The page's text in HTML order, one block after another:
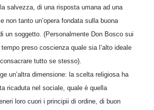
salvezza, di una risposta umana ad una
non tanto un’opera fondata sulla buona
un soggetto. (Personalmente Don Bosco sui
preso coscienza quale sia l’alto ideale
tutto se stesso).
un’altra dimensione: la scelta religiosa ha
ricaduta nel sociale, quale è quella
loro cuori i principii di ordine, di buon